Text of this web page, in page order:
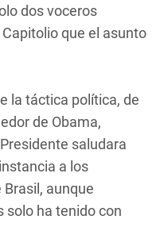
dos voceros
que el asunto
la táctica política, de
de Obama,
saludara
a los
aunque
ha tenido con